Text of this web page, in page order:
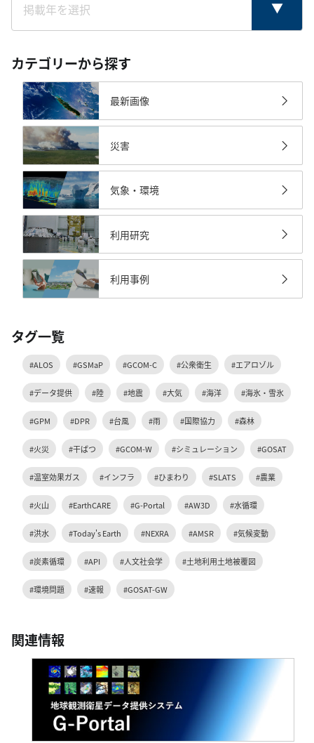
カテゴリーから探す
最新画像
災害
気象・環境
利用研究
利用事例
タグ一覧
#ALOS #GSMaP #GCOM-C #公衆衛生 #エアロゾル
#データ提供 #陸 #地震 #大気 #海洋 #海氷・雪氷
#GPM #DPR #台風 #雨 #国際協力 #森林
#火災 #干ばつ #GCOM-W #シミュレーション #GOSAT
#温室効果ガス #インフラ #ひまわり #SLATS #農業
#火山 #EarthCARE #G-Portal #AW3D #水循環
#洪水 #Today's Earth #NEXRA #AMSR #気候変動
#炭素循環 #API #人文社会学 #土地利用土地被覆図
#環境問題 #速報 #GOSAT-GW
関連情報